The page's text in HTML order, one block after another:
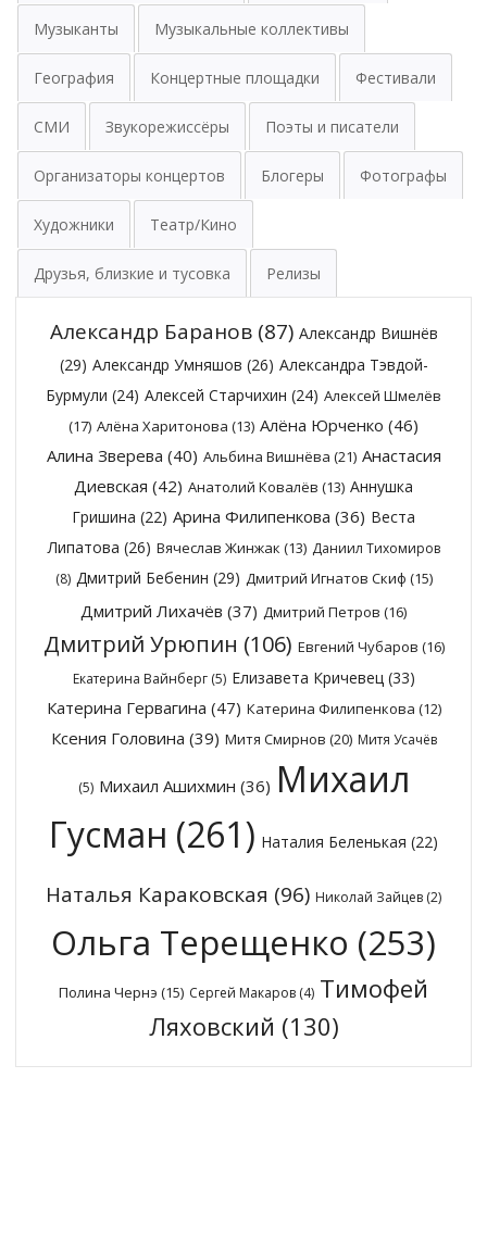
Музыканты Музыкальные коллективы
География Концертные площадки Фестивали
СМИ Звукорежиссёры Поэты и писатели
Организаторы концертов Блогеры Фотографы
Художники Театр/Кино
Друзья, близкие и тусовка Релизы
Александр Баранов(87) Александр Вишнёв
(29) Александр Умняшов (26) Александра Тэвдой-
Бурмули (24) Алексей Старчихин (24) Алексей Шмелёв
(17) Алёна Харитонова (13) Алёна Юрченко (46)
Алина Зверева (40) Альбина Вишнёва (21) Анастасия
Диевская (42) Анатолий Ковалёв (13) Аннушка
Гришина (22) Арина Филипенкова (36) Веста
Липатова (26) Вячеслав Жинжак (13) Даниил Тихомиров
(8) Дмитрий Бебенин (29) Дмитрий Игнатов Скиф (15)
Дмитрий Лихачёв (37) Дмитрий Петров (16)
Дмитрий Урюпин (106) Евгений Чубаров (16)
Екатерина Вайнберг(5) Елизавета Кричевец(33)
Катерина Гервагина (47) Катерина Филипенкова (12)
Ксения Головина (39) Митя Смирнов (20) Митя Усачёв
(5) Михаил Ашихмин (36) Михаил
Гусман (261) Наталия Беленькая (22)
Наталья Караковская (96) Николай Зайцев (2)
Ольга Терещенко (253)
Полина Чернэ (15) Сергей Макаров (4) Тимофей
Ляховский (130)